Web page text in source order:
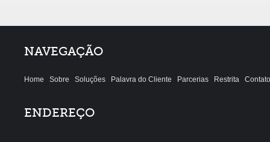
NAVEGAÇÃO
Home Sobre Soluções Palavra do Cliente Parcerias Restrita Contato
ENDEREÇO